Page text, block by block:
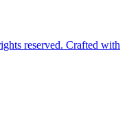
reserved. Crafted with